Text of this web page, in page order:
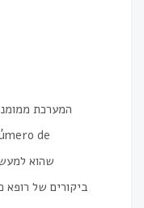
המערכת
ביקורים של רופא